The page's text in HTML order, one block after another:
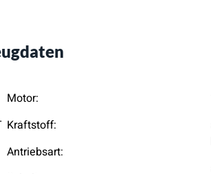
Motor:
Kraftstoff:
Antriebsart: